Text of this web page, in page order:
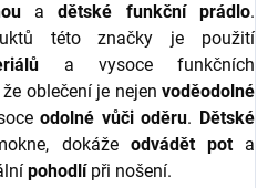
adětské funkční prádlo.
této značky je použití
a vysoce funkčních
oblečení je nejen voděodolné
odolné vůči oděru. Dětské
dokáže odvádět pota
pohodlípři nošení.